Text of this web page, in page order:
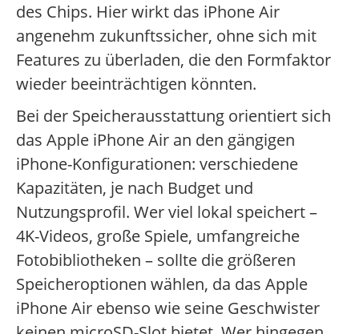
des Chips. Hier wirkt das iPhone Air
angenehm zukunftssicher, ohne sich mit
Features zu überladen, die den Formfaktor
wieder beeinträchtigen könnten.
Bei der Speicherausstattung orientiert sich
das Apple iPhone Air an den gängigen
iPhone-Konfigurationen: verschiedene
Kapazitäten, je nach Budget und
Nutzungsprofil. Wer viel lokal speichert –
4K-Videos, große Spiele, umfangreiche
Fotobibliotheken – sollte die größeren
Speicheroptionen wählen, da das Apple
iPhone Air ebenso wie seine Geschwister